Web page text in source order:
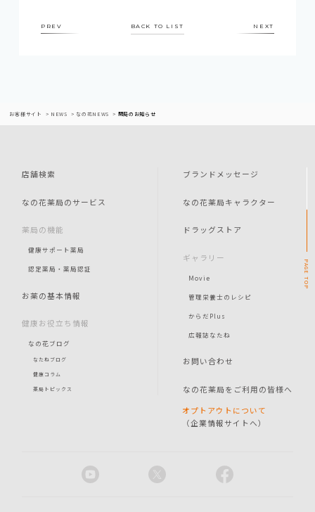
PREV BACK TO LIST NEXT
お客様サイト NEWS なの花NEWS 閉局のお知らせ
店舗検索
なの花薬局のサービス
薬局の機能
健康サポート薬局
認定薬局・薬局認証
お薬の基本情報
健康お役立ち情報
なの花ブログ
なたねブログ
健康コラム
薬局トピックス
ブランドメッセージ
なの花薬局キャラクター
ドラッグストア
ギャラリー
Movie
管理栄養士のレシピ
からだPlus
広報誌なたね
お問い合わせ
なの花薬局をご利用の皆様へ
オプトアウトについて
（企業情報サイトへ）
PAGE
TOP